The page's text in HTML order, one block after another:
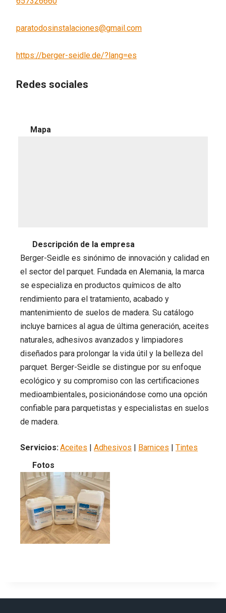
paratodosinstalaciones@gmail.com
https://berger-seidle.de/?lang=es
Redes sociales
Mapa
Descripción de la empresa
Berger-Seidle es sinónimo de innovación y calidad en
el sector del parquet. Fundada en Alemania, la marca
se especializa en productos químicos de alto
rendimiento para el tratamiento, acabado y
mantenimiento de suelos de madera. Su catálogo
incluye barnices al agua de última generación, aceites
naturales, adhesivos avanzados y limpiadores
diseñados para prolongar la vida útil y la belleza del
parquet. Berger-Seidle se distingue por su enfoque
ecológico y su compromiso con las certificaciones
medioambientales, posicionándose como una opción
confiable para parquetistas y especialistas en suelos
de madera.
Servicios:Aceites |Adhesivos | Barnices |Tintes
Fotos